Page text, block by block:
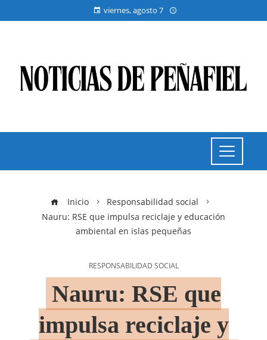
viernes, agosto 7
Inicio
Responsabilidad social
Nauru: RSE que impulsa reciclaje y educación
ambiental en islas pequeñas
RESPONSABILIDAD SOCIAL
Nauru: RSE que
impulsa reciclaje y